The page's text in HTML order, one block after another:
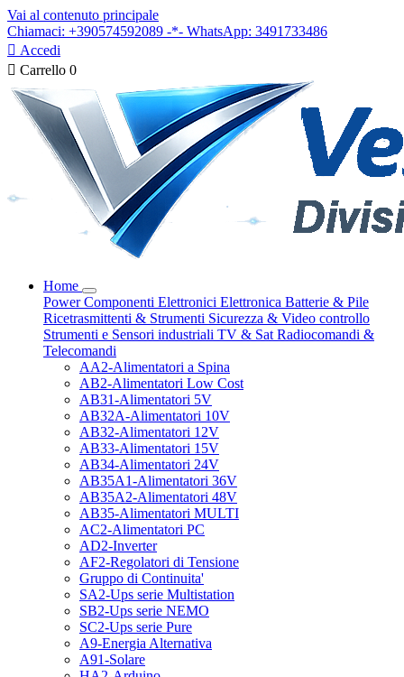
Vai al contenuto principale
Chiamaci: +390574592089 -*- WhatsApp: 3491733486
 Accedi
 Carrello 0
Home
PowerComponenti Elettronici Elettronica Batterie & Pile
Ricetrasmittenti & Strumenti Sicurezza & Video controllo
Strumenti e Sensori industriali TV & Sat Radiocomandi &
Telecomandi
AA2-Alimentatori a Spina
AB2-Alimentatori Low Cost
AB31-Alimentatori 5V
AB32A-Alimentatori 10V
AB32-Alimentatori 12V
AB33-Alimentatori 15V
AB34-Alimentatori 24V
AB35A1-Alimentatori 36V
AB35A2-Alimentatori 48V
AB35-Alimentatori MULTI
AC2-Alimentatori PC
AD2-Inverter
AF2-Regolatori di Tensione
Gruppo di Continuita'
SA2-Ups serie Multistation
SB2-Ups serie NEMO
SC2-Ups serie Pure
A9-Energia Alternativa
A91-Solare